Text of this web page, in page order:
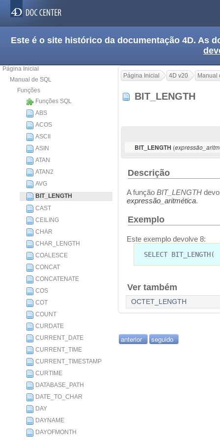
Este é o site histórico da documentação 4D. As
Página Inicial
Manual de SQL
Funções
Funções SQL
ABS
ACOS
ASCII
ASIN
ATAN
ATAN2
AVG
BIT_LENGTH
CAST
CEILING
CHAR
CHAR_LENGTH
COALESCE
CONCAT
CONCATENATE
COS
COT
COUNT
CURDATE
CURRENT_DATE
CURRENT_TIME
CURRENT_TIMESTAMP
CURTIME
DATABASE_PATH
DATE_TO_CHAR
DAY
DAYNAME
DAYOFMONTH
Página Inicial 4D v20 Manual
BIT_LENGTH
BIT_LENGTH (
Descrição
A função BIT_LENGTH
expressão_aritmética.
Exemplo
Este exemplo devolve 8:
SELECT
Ver também
OCTET_LENGTH
anterior seguido